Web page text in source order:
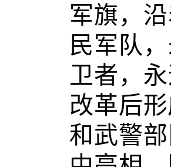
军旗，
民军队
卫者，
改革后
和武警